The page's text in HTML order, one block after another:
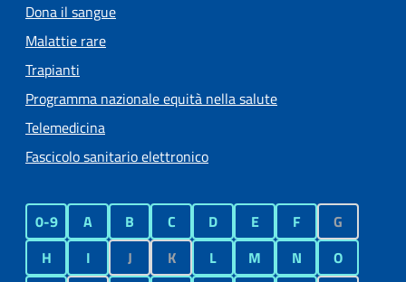
Dona il sangue
Malattie rare
Trapianti
Programma nazionale equità nella salute
Telemedicina
Fascicolo sanitario elettronico
0-9 A B C D E F
G
H
I J K L M N
O